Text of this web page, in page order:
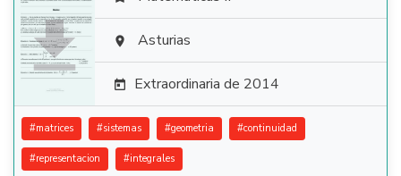
  Asturias
 Extraordinaria de 2014
#matrices #sistemas #geometria #continuidad
#representacion #integrales